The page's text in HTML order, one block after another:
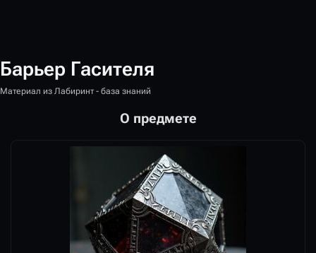
Барьер Гасителя
Материал из Лабиринт - база знаний
О предмете